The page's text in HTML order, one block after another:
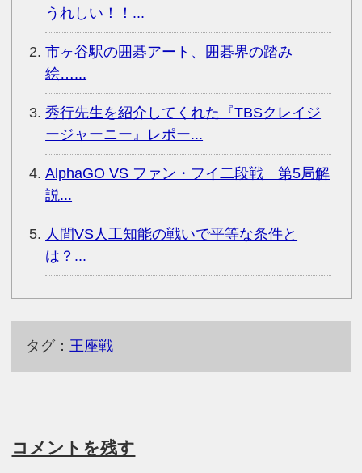
うれしい！！...
市ヶ谷駅の囲碁アート、囲碁界の踏み
絵…...
秀行先生を紹介してくれた『TBSクレイジ
ージャーニー』レポー...
AlphaGO VS ファン・フイ二段戦 第5局解
説...
人間VS人工知能の戦いで平等な条件と
は？...
タグ： 王座戦
コメントを残す